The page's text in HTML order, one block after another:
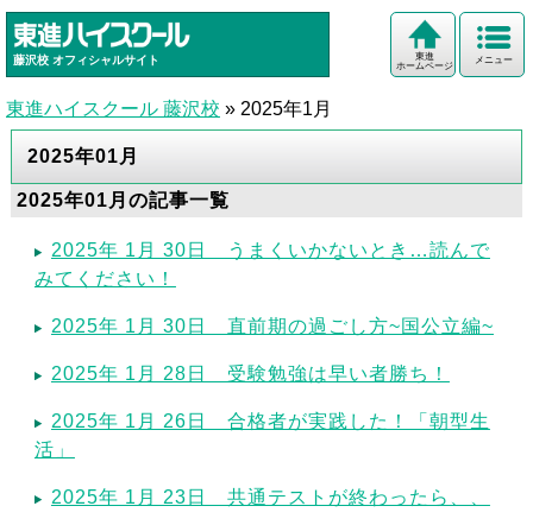
藤沢校 オフィシャルサイト メニュー
東進
ホームページ
東進ハイスクール 藤沢校 » 2025年1月
2025年01月
2025年01月の記事一覧
2025年 1月 30日 うまくいかないとき…読んで
みてください！
2025年 1月 30日 直前期の過ごし方~国公立編~
2025年 1月 28日 受験勉強は早い者勝ち！
2025年 1月 26日 合格者が実践した！「朝型生
活」
2025年 1月 23日 共通テストが終わったら、、